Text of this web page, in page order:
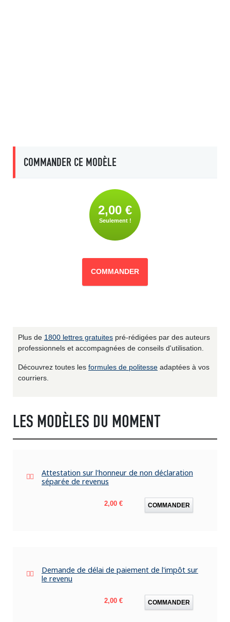
COMMANDER CE MODÈLE
2,00 €
Seulement !
COMMANDER
Plus de 1800 lettres gratuites pré-rédigées par des auteurs
professionnels et accompagnées de conseils d'utilisation.
Découvrez toutes les formules de politesse adaptées à vos
courriers.
LES MODÈLES DU MOMENT
Attestation sur l'honneur de non déclaration
séparée de revenus
Prix
2,00 € COMMANDER
Demande de délai de paiement de l'impôt sur
le revenu
Prix
2,00 € COMMANDER